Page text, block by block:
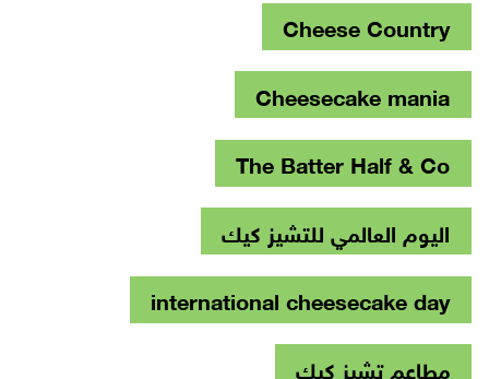
Cheese Country
Cheesecake mania
The Batter Half & Co
اليوم العالمي للتشيز كيك
international cheesecake day
مطاعم تشيز كيك